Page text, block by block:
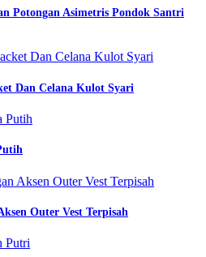
Potongan Asimetris Pondok Santri
Dan Celana Kulot Syari
Outer Vest Terpisah